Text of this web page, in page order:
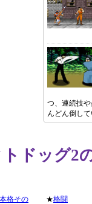
つ、連続技
んどん倒し
ドッグ2
本格その ★格闘